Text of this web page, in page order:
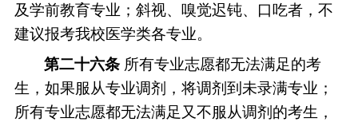
及学前教育专业；斜视、嗅觉迟钝、口吃者，不
建议报考我校医学类各专业。
第二十六条 所有专业志愿都无法满足的考
生，如果服从专业调剂，将调剂到 未录满专业；
所有专业志愿都无法满足又不服从调剂的考生，